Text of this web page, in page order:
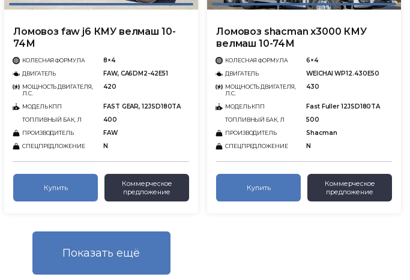
Ломовоз faw j6 КМУ велмаш 10-
74М
КОЛЕСНАЯ ФОРМУЛА 8×4
ДВИГАТЕЛЬ FAW, CA6DM2-42E51
МОЩНОСТЬ ДВИГАТЕЛЯ,
Л.С.
420
МОДЕЛЬ КПП FAST GEAR, 12JSD180TA
ТОПЛИВНЫЙ БАК, Л 400
ПРОИЗВОДИТЕЛЬ FAW
СПЕЦПРЕДЛОЖЕНИЕ N
Купить
Коммерческое
предложение
Ломовоз shacman x3000 КМУ
велмаш 10-74М
КОЛЕСНАЯ ФОРМУЛА 6×4
ДВИГАТЕЛЬ WEICHAI WP12.430E50
МОЩНОСТЬ ДВИГАТЕЛЯ,
Л.С.
430
МОДЕЛЬ КПП Fast Fuller 12JSD180TA
ТОПЛИВНЫЙ БАК, Л 500
ПРОИЗВОДИТЕЛЬ Shacman
СПЕЦПРЕДЛОЖЕНИЕ N
Купить
Коммерческое
предложение
Показать eщё